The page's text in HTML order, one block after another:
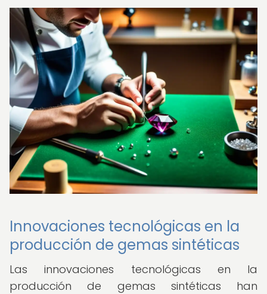
Innovaciones tecnológicas en la
producción de gemas sintéticas
Las innovaciones tecnológicas en la
producción de gemas sintéticas han